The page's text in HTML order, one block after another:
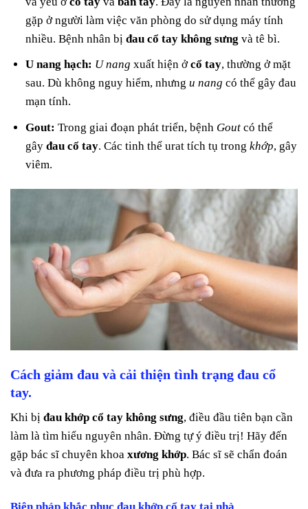
gặp ở người làm việc văn phòng do sử dụng máy tính
nhiều. Bệnh nhân bịđau cổ tay không sưng và tê bì.
U nang hạch: U nang xuất hiện ởcổ tay, thường ở mặt
sau. Dù không nguy hiểm, nhưngu nang có thể gây đau
mạn tính.
Gout: Trong giai đoạn phát triển, bệnh Gout có thể
gâyđau cổ tay. Các tinh thể urat tích tụ trongkhớp, gây
viêm.
Cách giảm đau và cải thiện tình trạng đau cổ
tay.
Khi bị đau khớp cổ tay không sưng, điều đầu tiên bạn cần
làm là tìm hiểu nguyên nhân. Đừng tự ý điều trị! Hãy đến
gặp bác sĩ chuyên khoa xương khớp. Bác sĩ sẽ chẩn đoán
và đưa ra phương pháp điều trị phù hợp.